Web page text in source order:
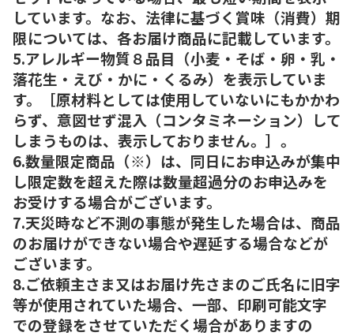
しています。なお、法律に基づく賞味（消費）期
限については、各お届け商品に記載しています。
5.アレルギー物質８品目（小麦・そば・卵・乳・
落花生・えび・かに・くるみ）を表示していま
す。［原材料としては使用していないにもかかわ
らず、意図せず混入（コンタミネーション）して
しまうものは、表示しておりません。］。
6.数量限定商品（※）は、同日にお申込みが集中
し限定数を超えた際は数量超過分のお申込みを
お受けする場合がございます。
7.天災時など不測の事態が発生した場合は、商品
のお届けができない場合や遅延する場合などが
ございます。
8.ご依頼主さま又はお届け先さまのご氏名に旧字
等が使用されていた場合、一部、印刷可能文字
での登録をさせていただく場合がありますの